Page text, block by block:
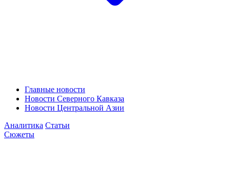
Главные новости
Новости Северного Кавказа
Новости Центральной Азии
Аналитика Статьи
Сюжеты